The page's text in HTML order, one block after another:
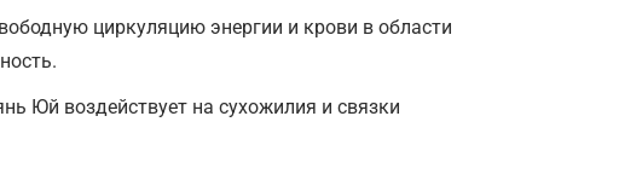
циркуляцию энергии и крови в области
Юй воздействует на сухожилия и связки